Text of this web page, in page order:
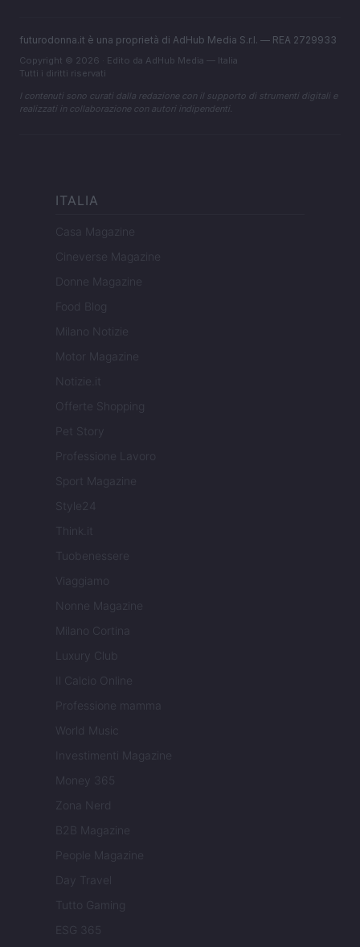
futurodonna.it è una proprietà di AdHub Media S.r.l. — REA 2729933
Copyright © 2026 · Edito da AdHub Media — Italia
Tutti i diritti riservati
I contenuti sono curati dalla redazione con il supporto di strumenti digitali e
realizzati in collaborazione con autori indipendenti.
ITALIA
Casa Magazine
Cineverse Magazine
Donne Magazine
Food Blog
Milano Notizie
Motor Magazine
Notizie.it
Offerte Shopping
Pet Story
Professione Lavoro
Sport Magazine
Style24
Think.it
Tuobenessere
Viaggiamo
Nonne Magazine
Milano Cortina
Luxury Club
Il Calcio Online
Professione mamma
World Music
Investimenti Magazine
Money 365
Zona Nerd
B2B Magazine
People Magazine
Day Travel
Tutto Gaming
ESG 365